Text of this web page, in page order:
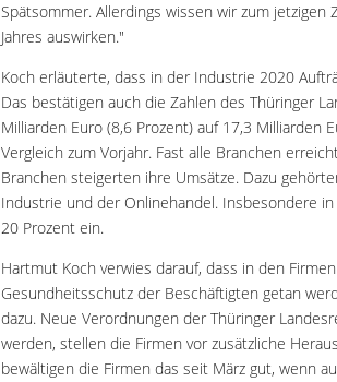
Spätsommer. Allerdings wissen wir zum
Jahres auswirken."
Koch erläuterte, dass in der Industrie 2020
Das bestätigen auch die Zahlen des Thüringer
Milliarden Euro (8,6 Prozent) auf 17,3 Milliarden
Vergleich zum Vorjahr. Fast alle Branchen
Branchen steigerten ihre Umsätze. Dazu
Industrie und der Onlinehandel. Insbesondere
20 Prozent ein.
Hartmut Koch verwies darauf, dass in den
Gesundheitsschutz der Beschäftigten getan
dazu. Neue Verordnungen der Thüringer
werden, stellen die Firmen vor zusätzliche
bewältigen die Firmen das seit März gut, wenn